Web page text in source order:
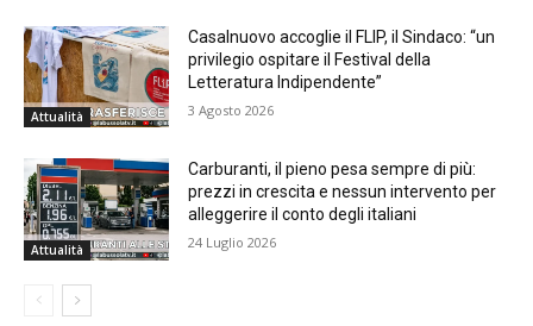
Attualità
Casalnuovo accoglie il FLIP, il Sindaco: “un
privilegio ospitare il Festival della
Letteratura Indipendente”
3 Agosto 2026
Attualità
Carburanti, il pieno pesa sempre di più:
prezzi in crescita e nessun intervento per
alleggerire il conto degli italiani
24 Luglio 2026